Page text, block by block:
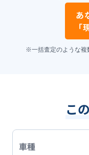
あ
※一括査定のような複
こ
車種